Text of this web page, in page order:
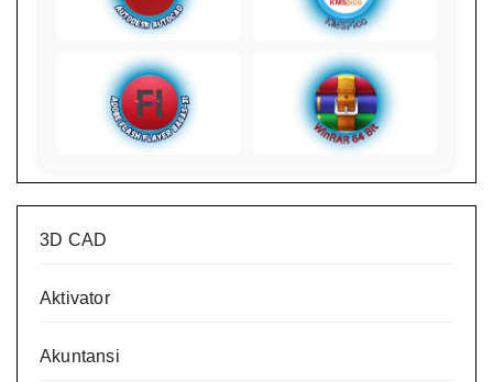
3D CAD
Aktivator
Akuntansi